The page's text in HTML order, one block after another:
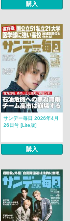
購入
サンデー毎日 2026年4月
26日号 [Lite版]
購入